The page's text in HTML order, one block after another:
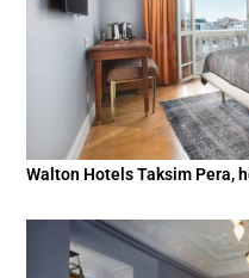
Walton Hotels Taksim Pera,